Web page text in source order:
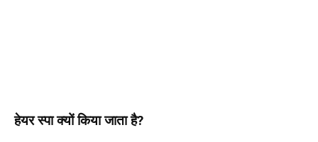
हेयर स्पा क्यों किया जाता है?